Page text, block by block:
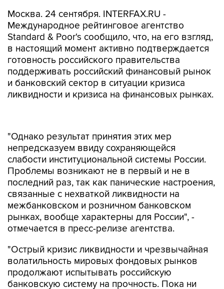
Москва. 24 сентября. INTERFAX.RU -
Международное рейтинговое агентство
Standard & Poor‘s сообщило, что, на его взгляд,
в настоящий момент активно подтверждается
готовность российского правительства
поддерживать российский финансовый рынок
и банковский сектор в ситуации кризиса
ликвидности и кризиса на финансовых рынках.
слабости институциональной системы России.
Проблемы возникают не в первый и не в
последний раз, так как панические настроения,
связанные с нехваткой ликвидности на
межбанковском и розничном банковском
рынках, вообще характерны для России", -
отмечается в пресс-релизе агентства.
"Острый кризис ликвидности и чрезвычайная
продолжают испытывать российскую
банковскую систему на прочность. Пока ни
один рейтинг финансового учреждения не
понижен, однако сегодня мы пересмотрели